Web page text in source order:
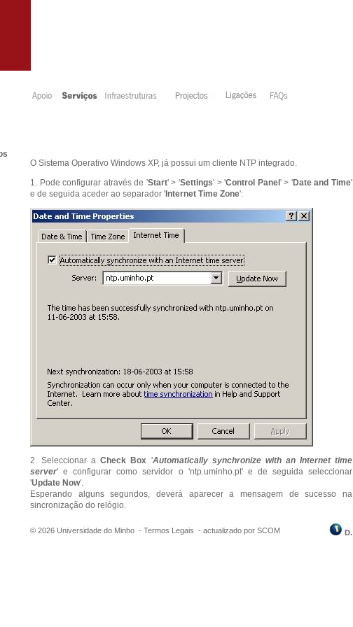
O Sistema Operativo Windows XP, já possui um cliente NTP integrado.
1. Pode configurar através de 'Start' > 'Settings' > 'Control Panel ' > 'Date and Time'
e de seguida aceder ao separador ' Internet Time Zone':
2. Seleccionar aCheck Box 'Automatically synchronize with an Internet time
server' e configurar como servidor o 'ntp.uminho.pt' e de seguida seleccionar
'Update Now'.
Esperando alguns segundos, deverá aparecer a mensagem de sucesso na
sincronização do relógio.
© 2026 Universidade do Minho - Termos Legais - actualizado por SCOM D.